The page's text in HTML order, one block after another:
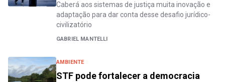
Caberá aos sistemas de justiça muita inovação e
adaptação para dar conta desse desafio jurídico-
civilizatório
GABRIEL MANTELLI
AMBIENTE
STF pode fortalecer a democracia